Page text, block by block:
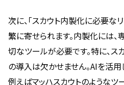
次に、「スカウト内製化に必要な
繁に寄せられます。内製化には
切なツールが必要です。特に、
の導入は欠かせません。AIを活用
例えばマッハスカウトのようなツ